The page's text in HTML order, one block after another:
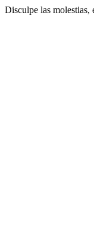
Disculpe las molestias,